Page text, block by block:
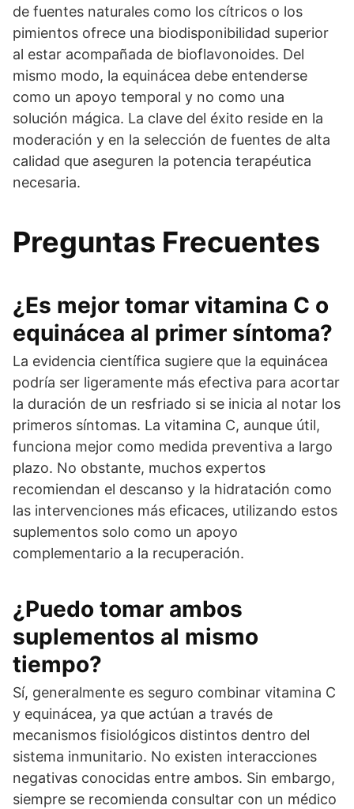
de fuentes naturales como los cítricos o los
pimientos ofrece una biodisponibilidad superior
al estar acompañada de bioflavonoides. Del
mismo modo, la equinácea debe entenderse
como un apoyo temporal y no como una
solución mágica. La clave del éxito reside en la
moderación y en la selección de fuentes de alta
calidad que aseguren la potencia terapéutica
necesaria.
Preguntas Frecuentes
¿Es mejor tomar vitamina C o
equinácea al primer síntoma?
La evidencia científica sugiere que la equinácea
podría ser ligeramente más efectiva para acortar
la duración de un resfriado si se inicia al notar los
primeros síntomas. La vitamina C, aunque útil,
funciona mejor como medida preventiva a largo
plazo. No obstante, muchos expertos
recomiendan el descanso y la hidratación como
las intervenciones más eficaces, utilizando estos
suplementos solo como un apoyo
complementario a la recuperación.
¿Puedo tomar ambos
suplementos al mismo
tiempo?
Sí, generalmente es seguro combinar vitamina C
y equinácea, ya que actúan a través de
mecanismos fisiológicos distintos dentro del
sistema inmunitario. No existen interacciones
negativas conocidas entre ambos. Sin embargo,
siempre se recomienda consultar con un médico